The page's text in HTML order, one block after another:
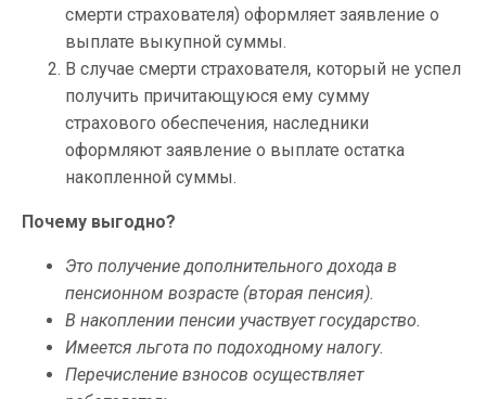
смерти страхователя) оформляет заявление о
выплате выкупной суммы.
В случае смерти страхователя, который не успел
получить причитающуюся ему сумму
страхового обеспечения, наследники
оформляют заявление о выплате остатка
накопленной суммы.
Почему выгодно?
Это получение дополнительного дохода в
пенсионном возрасте (вторая пенсия).
В накоплении пенсии участвует государство.
Имеется льгота по подоходному налогу.
Перечисление взносов осуществляет